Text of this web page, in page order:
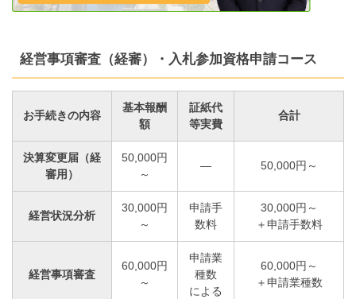
経営事項審査（経審）・入札参加資格申請コース
お手続きの内容
基本報酬
額
証紙代
等実費
合計
決算変更届（経
審用）
50,000円
～
― 50,000円～
経営状況分析
30,000円
～
申請手
数料
30,000円～
＋申請手数料
経営事項審査
60,000円
～
申請業
種数
による
60,000円～
＋申請業種数